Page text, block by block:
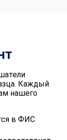
Каждый
нашего
в ФИС